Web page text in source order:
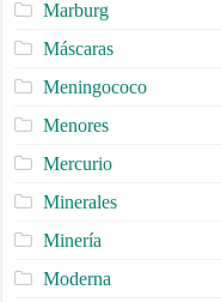
Marburg
Máscaras
Meningococo
Menores
Mercurio
Minerales
Minería
Moderna